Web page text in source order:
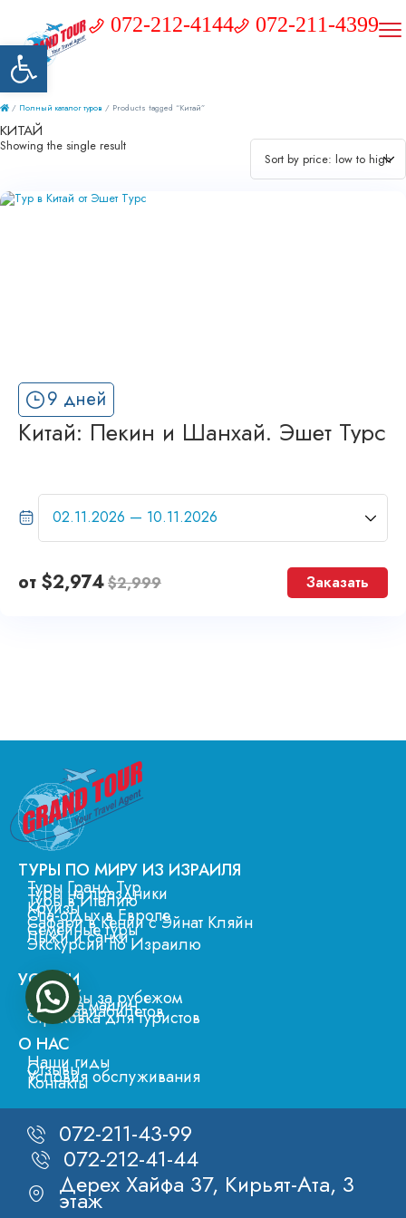
Открыть панель инструментов
072-212-4144 072-211-4399
/ Полный каталог туров / Products tagged “Китай”
КИТАЙ
Showing the single result
9 дней
Китай: Пекин и Шанхай. Эшет Турс
от $2,974$2,999 Заказать
ТУРЫ ПО МИРУ ИЗ ИЗРАИЛЯ
Туры Гранд Тур
Туры на праздники
Туры в Италию
Круизы
Спа-отдых в Европе
Сафари в Кении с Эйнат Кляйн
Семейные туры
Лыжи и санки
Экскурсии по Израилю
УСЛУГИ
Свадьбы за рубежом
Аренда машин
Заказ авиабилетов
Страховка для туристов
О НАС
Наши гиды
Отзывы
Условия обслуживания
Контакты
072-211-43-99
072-212-41-44
Дерех Хайфа 37, Кирьят-Ата, 3
этаж